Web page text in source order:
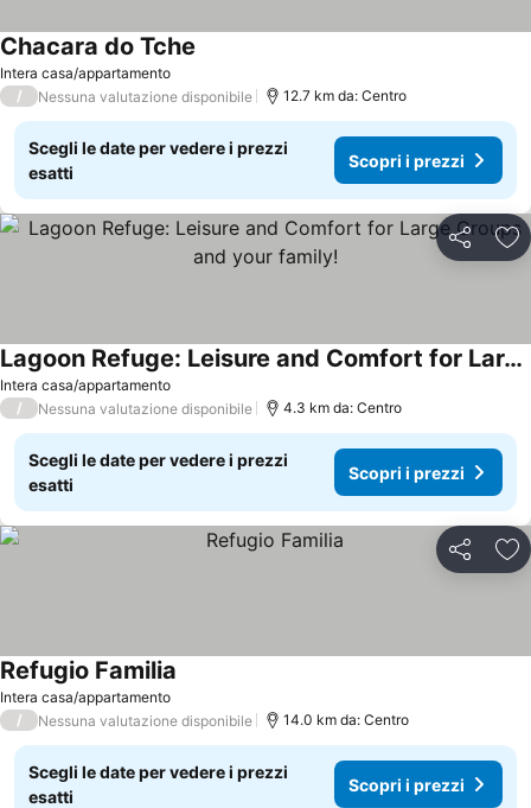
Intera casa/appartamento
Chacara do Tche
/ Nessuna valutazione disponibile 12.7 km da: Centro
Scegli le date per vedere i prezzi
esatti
Scopri i prezzi
Condividi
Intera casa/appartamento
Lagoon Refuge: Leisure and Comfort for Large Groups and your family!
Scopri i prezzi
/ Nessuna valutazione disponibile 4.3 km da: Centro
Scegli le date per vedere i prezzi
esatti
Scopri i prezzi
Condividi
Intera casa/appartamento
Refugio Familia
/ Nessuna valutazione disponibile 14.0 km da: Centro
Scegli le date per vedere i prezzi
esatti
Scopri i prezzi